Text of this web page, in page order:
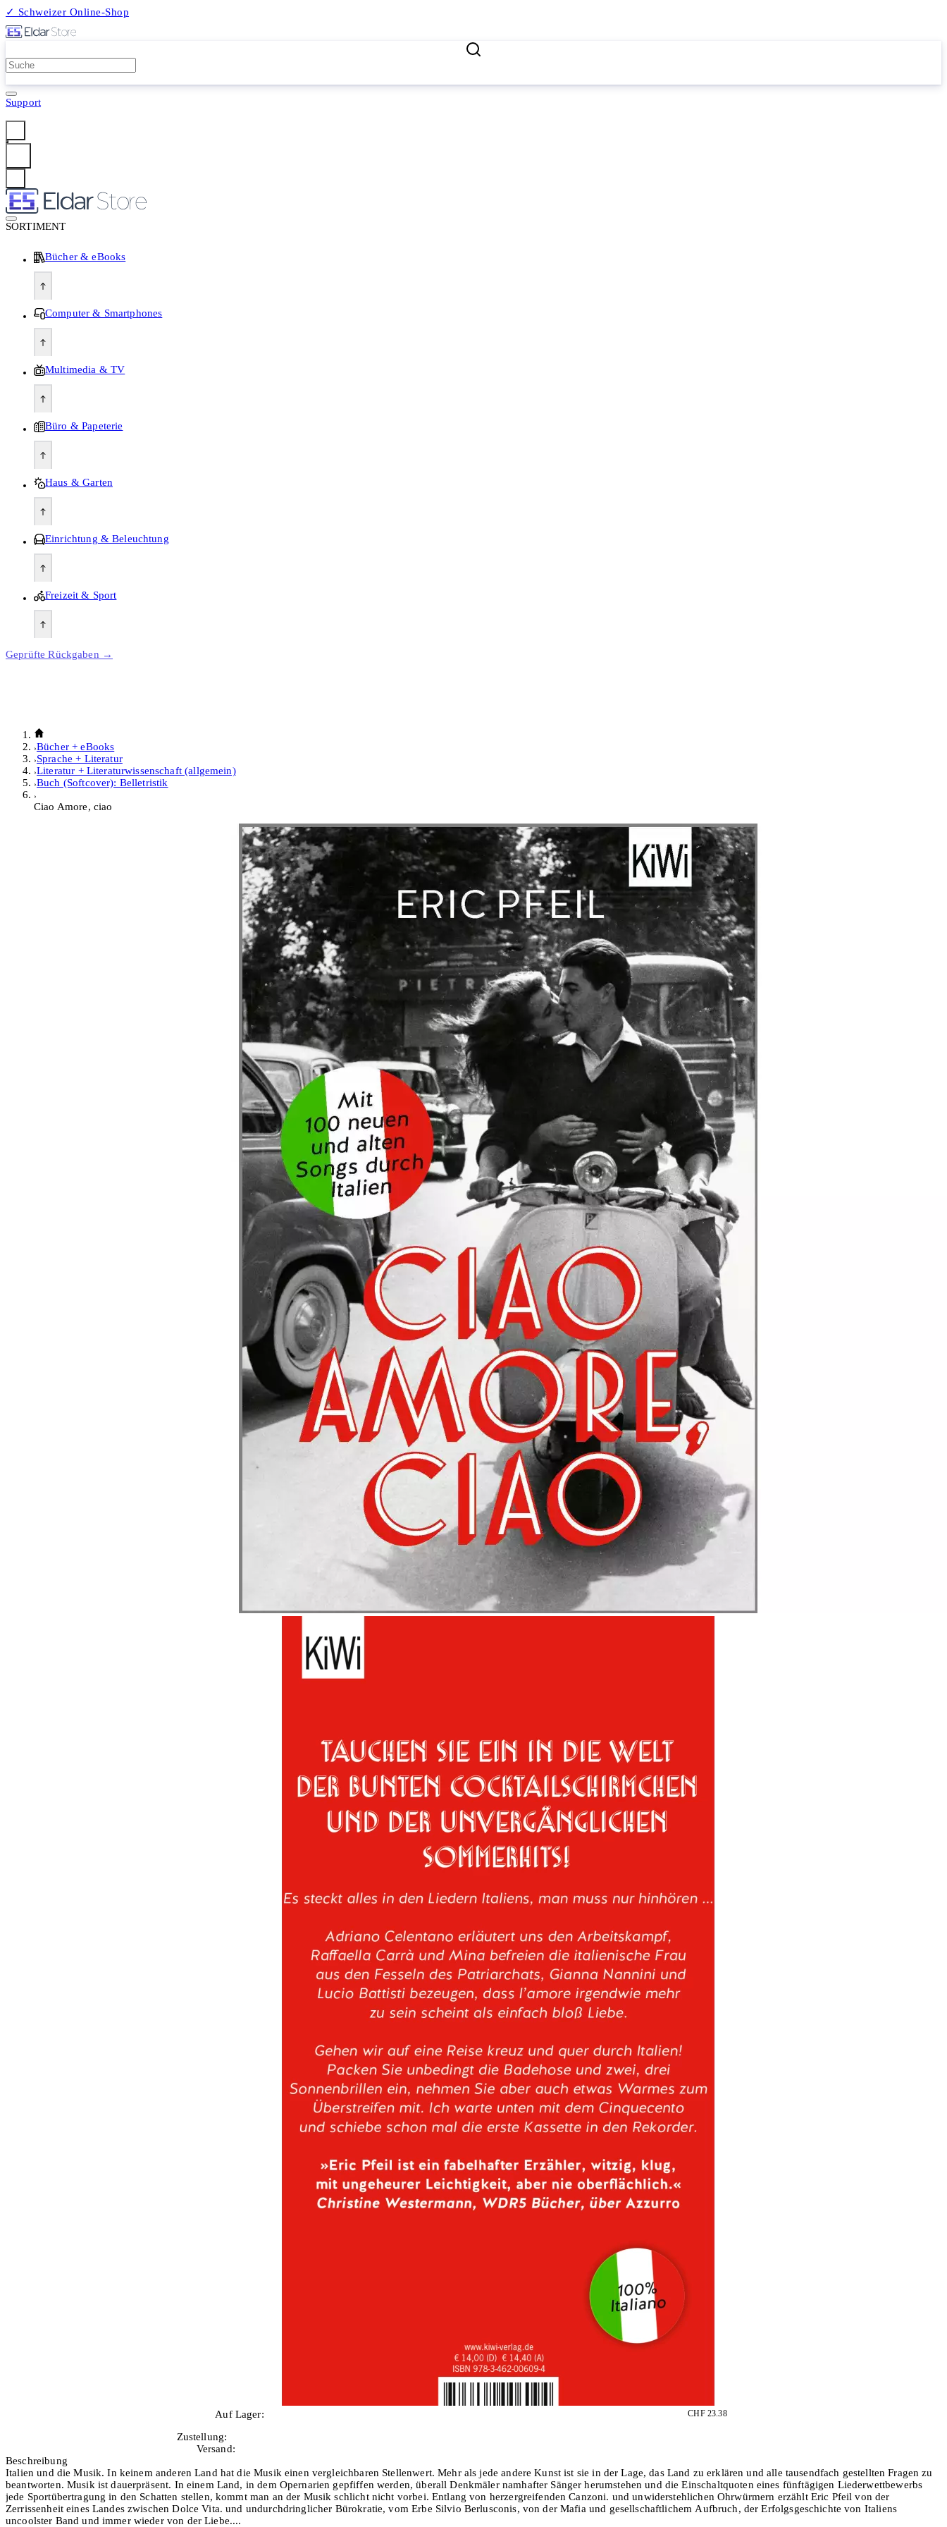
✓ Schweizer Online-Shop
Support
SORTIMENT
Bücher & eBooks
Computer & Smartphones
Multimedia & TV
Büro & Papeterie
Haus & Garten
Einrichtung & Beleuchtung
Freizeit & Sport
Geprüfte Rückgaben →
Bücher + eBooks
Sprache + Literatur
Literatur + Literaturwissenschaft (allgemein)
Buch (Softcover): Belletristik
Ciao Amore, ciao
Auf Lager:
10+
Buch (Softcover): Belletristik
Ciao Amore, ciao
Mit 100 neuen und alten Songs durch Italien
Produkt bewerten
Eric Pfeil
Verlag:
Kiepenheuer & Witsch
Unsere-Artikel-Nr.:3RK29ND
EAN:
9783462006094
Auf Lager:
Zustellung:
Versand:
CHF 23.38
Beschreibung
Italien und die Musik. In keinem anderen Land hat die Musik einen vergleichbaren Stellenwert. Mehr als jede andere Kunst ist sie in der Lage, das Land zu erklären und alle tausendfach gestellten Fragen zu
beantworten. Musik ist dauerpräsent. In einem Land, in dem Opernarien gepfiffen werden, überall Denkmäler namhafter Sänger herumstehen und die Einschaltquoten eines fünftägigen Liederwettbewerbs
jede Sportübertragung in den Schatten stellen, kommt man an der Musik schlicht nicht vorbei. Entlang von herzergreifenden Canzoni. und unwiderstehlichen Ohrwürmern erzählt Eric Pfeil von der
Zerrissenheit eines Landes zwischen Dolce Vita. und undurchdringlicher Bürokratie, vom Erbe Silvio Berlusconis, von der Mafia und gesellschaftlichem Aufbruch, der Erfolgsgeschichte von Italiens
uncoolster Band und immer wieder von der Liebe.